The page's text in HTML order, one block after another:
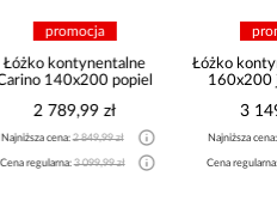
promocja
Łóżko kontynentalne
140x200 popiel
2 789,99 zł
Najniższa cena:2 849,99 zł
Cena regularna:3 099,99 zł
Łóżko
160x200
3
Najniższa
Cena